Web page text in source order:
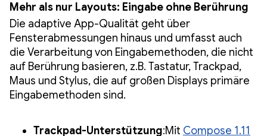
Mehr als nur Layouts: Eingabe ohne Berührung
Die adaptive App-Qualität geht über
Fensterabmessungen hinaus und umfasst auch
die Verarbeitung von Eingabemethoden, die nicht
auf Berührung basieren, z.B. Tastatur, Trackpad,
Maus und Stylus, die auf großen Displays primäre
Eingabemethoden sind.
Trackpad-Unterstützung:Mit Compose 1.11